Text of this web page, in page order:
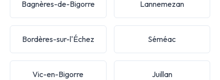
Bagnères-de-Bigorre Lannemezan
Bordères-sur-l'Échez Séméac
Vic-en-Bigorre Juillan